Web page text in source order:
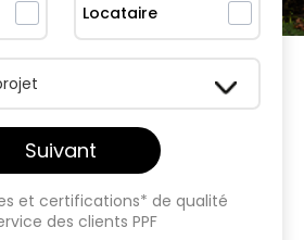
Locataire
Suivant
et certifications* de qualité
des clients PPF